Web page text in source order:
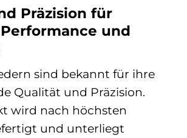
Präzision für
und
sind bekannt für ihre
Qualität und Präzision.
wird nach höchsten
und unterliegt